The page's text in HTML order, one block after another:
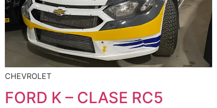
CHEVROLET
FORD K – CLASE RC5